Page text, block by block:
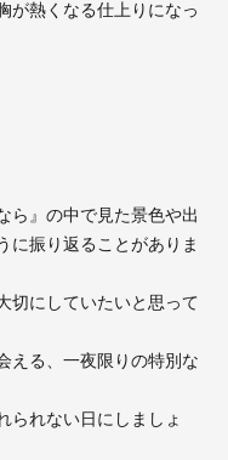
が熱くなる仕上りになっ
ら』の中で見た景色や出
に振り返ることがありま
切にしていたいと思って
える、一夜限りの特別な
られない日にしましょ